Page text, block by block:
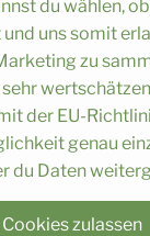
- My Life
du wählen,
und uns somit
zu
der EU-
genau
du Daten
zulassen